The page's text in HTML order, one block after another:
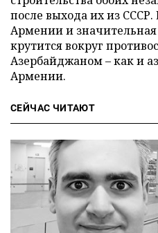
после выхода их из
Армении и
крутится вокруг
Азербайджаном – как и
Армении.
СЕЙЧАС ЧИТАЮТ